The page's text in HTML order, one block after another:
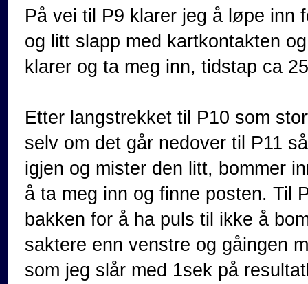
På vei til P9 klarer jeg å løpe inn
og litt slapp med kartkontakten
klarer og ta meg inn, tidstap ca
Etter langstrekket til P10 som
selv om det går nedover til P11
igjen og mister den litt, bommer
å ta meg inn og finne posten. Til
bakken for å ha puls til ikke å
saktere enn venstre og gåingen
som jeg slår med 1sek på